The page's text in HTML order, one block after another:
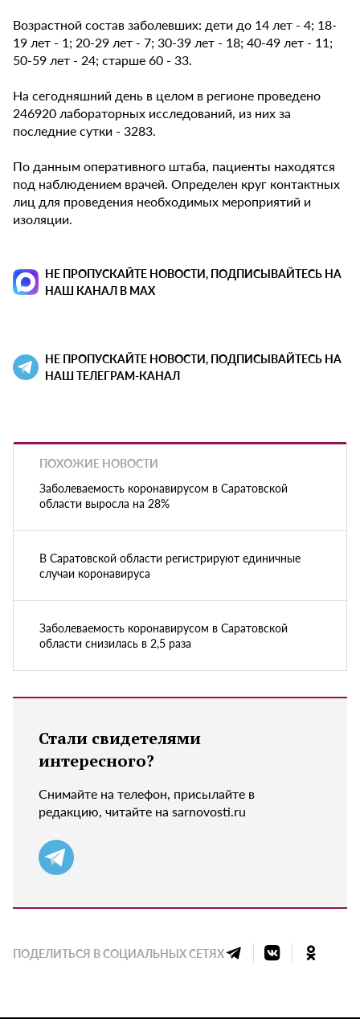
Возрастной состав заболевших: дети до 14 лет - 4; 18-
19 лет - 1; 20-29 лет - 7; 30-39 лет - 18; 40-49 лет - 11;
50-59 лет - 24; старше 60 - 33.
На сегодняшний день в целом в регионе проведено
246920 лабораторных исследований, из них за
последние сутки - 3283.
По данным оперативного штаба, пациенты находятся
под наблюдением врачей. Определен круг контактных
лиц для проведения необходимых мероприятий и
изоляции.
НЕ ПРОПУСКАЙТЕ НОВОСТИ, ПОДПИСЫВАЙТЕСЬ НА
НАШ КАНАЛ В MAX
НЕ ПРОПУСКАЙТЕ НОВОСТИ, ПОДПИСЫВАЙТЕСЬ НА
НАШ ТЕЛЕГРАМ-КАНАЛ
ПОХОЖИЕ НОВОСТИ
Заболеваемость коронавирусом в Саратовской
области выросла на 28%
В Саратовской области регистрируют единичные
случаи коронавируса
Заболеваемость коронавирусом в Саратовской
области снизилась в 2,5 раза
Стали свидетелями
интересного?
Снимайте на телефон, присылайте в
редакцию, читайте на sarnovosti.ru
ПОДЕЛИТЬСЯ В СОЦИАЛЬНЫХ СЕТЯХ